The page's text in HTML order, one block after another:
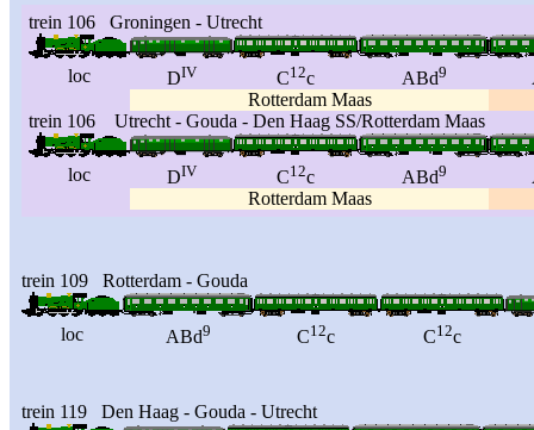
trein 106 Groningen - Utrecht
loc DIV C12c ABd9
Rotterdam Maas
trein 106 Utrecht - Gouda - Den Haag SS/Rotterdam Maas
loc DIV C12c ABd9
Rotterdam Maas
trein 109 Rotterdam - Gouda
loc ABd9 C12c C12c
trein 119 Den Haag - Gouda - Utrecht